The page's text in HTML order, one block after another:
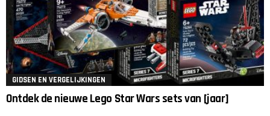
GIDSEN EN VERGELIJKINGEN
Ontdek de nieuwe Lego Star Wars sets van [jaar]